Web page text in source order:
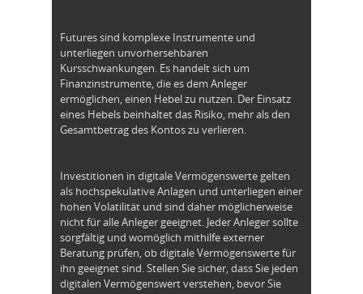
Futures sind komplexe Instrumente und
unterliegen unvorhersehbaren
Kursschwankungen. Es handelt sich um
Finanzinstrumente, die es dem Anleger
ermöglichen, einen Hebel zu nutzen. Der Einsatz
eines Hebels beinhaltet das Risiko, mehr als den
Gesamtbetrag des Kontos zu verlieren.
Investitionen in digitale Vermögenswerte gelten
als hochspekulative Anlagen und unterliegen einer
hohen Volatilität und sind daher möglicherweise
nicht für alle Anleger geeignet. Jeder Anleger sollte
sorgfältig und womöglich mithilfe externer
Beratung prüfen, ob digitale Vermögenswerte für
ihn geeignet sind. Stellen Sie sicher, dass Sie jeden
digitalen Vermögenswert verstehen, bevor Sie